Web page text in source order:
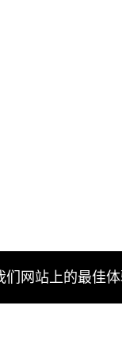
网站上的最佳体